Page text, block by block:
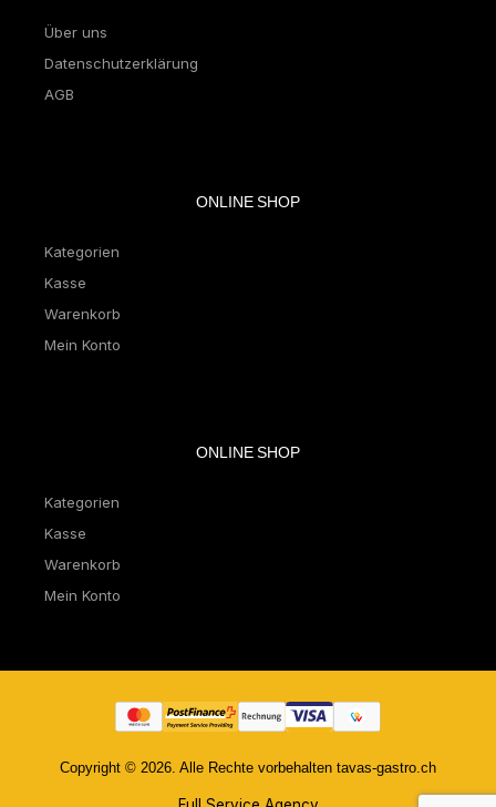
Über uns
Datenschutzerklärung
AGB
ONLINE SHOP
Kategorien
Kasse
Warenkorb
Mein Konto
ONLINE SHOP
Kategorien
Kasse
Warenkorb
Mein Konto
Copyright © 2026. Alle Rechte vorbehalten tavas-gastro.ch